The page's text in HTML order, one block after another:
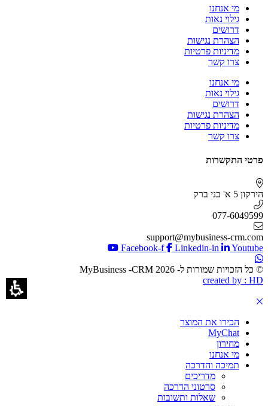
מי אנחנו
גילוי נאות
דרושים
הצהרת נגישות
מדיניות פרטיות
צרו קשר
מי אנחנו
גילוי נאות
דרושים
הצהרת נגישות
מדיניות פרטיות
צרו קשר
פרטי התקשרות
הירקון 5 א' בני ברק
077-6049599
support@mybusiness-crm.com
Facebook-f
Linkedin-in Youtube
© כל הזכויות שמורות ל- 2026 MyBusiness -CRM
created by : HD
הכירו את המוצר
MyChat
מחירון
מי אנחנו
תמיכה והדרכה
מדריכים
סרטוני הדרכה
שאלות ותשובות